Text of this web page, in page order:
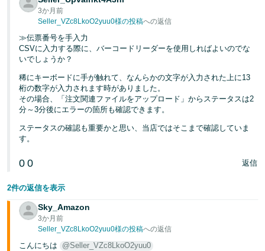
3か月前
Seller_VZc8LkoO2yuu0様の投稿への返信
≫伝票番号を手入力
CSVに入力する際に、バーコードリーダーを使用しればよいのでな
いでしょうか？
稀にキーボードに手が触れて、なんらかの文字が入力された上に13
桁の数字が入力されます時がありました。
その場合、「注文関連ファイルをアップロード」からステータスは2
分～3分後にエラーの箇所も確認できます。
ステータスの確認も重要かと思い、当店ではそこまで確認していま
す。
0 0 返信
2件の返信を表示
Sky_Amazon
3か月前
Seller_VZc8LkoO2yuu0様の投稿への返信
こんにちは @Seller_VZc8LkoO2yuu0